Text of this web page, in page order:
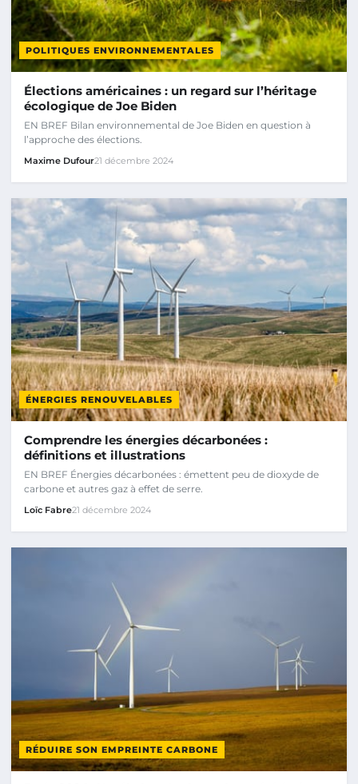
POLITIQUES ENVIRONNEMENTALES
Élections américaines : un regard sur l’héritage
écologique de Joe Biden
EN BREF Bilan environnemental de Joe Biden en question à
l’approche des élections.
Maxime Dufour21 décembre 2024
ÉNERGIES RENOUVELABLES
Comprendre les énergies décarbonées :
définitions et illustrations
EN BREF Énergies décarbonées : émettent peu de dioxyde de
carbone et autres gaz à effet de serre.
Loïc Fabre21 décembre 2024
RÉDUIRE SON EMPREINTE CARBONE